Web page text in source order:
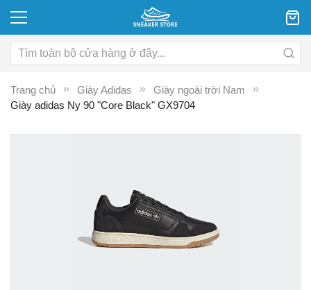
Trang chủ Giày Adidas
Giày ngoài trời Nam
Giày adidas Ny 90 "Core Black" GX9704